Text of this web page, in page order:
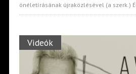
önéletírásának újraközlésével (a szerk.)
Videók